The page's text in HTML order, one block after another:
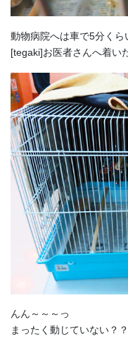
動物病院へは車で5分くら
[tegaki]お医者さんへ着い
んん～～～っ
まったく動じていない？